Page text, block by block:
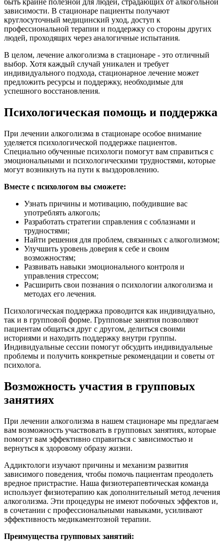
быть крайне полезной для людей, страдающих от алкогольной
зависимости. В стационаре пациенты получают
круглосуточный медицинский уход, доступ к
профессиональной терапии и поддержку со стороны других
людей, проходящих через аналогичные испытания.
В целом, лечение алкоголизма в стационаре - это отличный
выбор. Хотя каждый случай уникален и требует
индивидуального подхода, стационарное лечение может
предложить ресурсы и поддержку, необходимые для
успешного восстановления.
Психологическая помощь и поддержка
При лечении алкоголизма в стационаре особое внимание
уделяется психологической поддержке пациентов.
Специально обученные психологи помогут вам справиться с
эмоциональными и психологическими трудностями, которые
могут возникнуть на пути к выздоровлению.
Вместе с психологом вы сможете:
Узнать причины и мотивацию, побудившие вас
употреблять алкоголь;
Разработать стратегии справления с соблазнами и
трудностями;
Найти решения для проблем, связанных с алкоголизмом;
Улучшить уровень доверия к себе и своим
возможностям;
Развивать навыки эмоционального контроля и
управления стрессом;
Расширить свои познания о психологии алкоголизма и
методах его лечения.
Психологическая поддержка проводится как индивидуально,
так и в групповой форме. Групповые занятия позволяют
пациентам общаться друг с другом, делиться своими
историями и находить поддержку внутри группы.
Индивидуальные сессии помогут обсудить индивидуальные
проблемы и получить конкретные рекомендации и советы от
психолога.
Возможность участия в групповых
занятиях
При лечении алкоголизма в нашем стационаре мы предлагаем
вам возможность участвовать в групповых занятиях, которые
помогут вам эффективно справиться с зависимостью и
вернуться к здоровому образу жизни.
Аддиктологи изучают причины и механизм развития
зависимого поведения, чтобы помочь пациентам преодолеть
вредное пристрастие. Наша физиотерапевтическая команда
использует физиотерапию как дополнительный метод лечения
алкоголизма. Эти процедуры не имеют побочных эффектов и,
в сочетании с профессиональными навыками, усиливают
эффективность медикаментозной терапии.
Преимущества групповых занятий: